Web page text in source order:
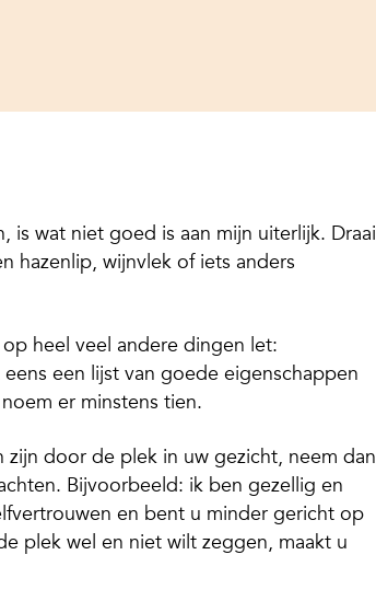
is wat niet goed is aan mijn uiterlijk. Draai
hazenlip, wijnvlek of iets anders
heel veel andere dingen let:
een lijst van goede eigenschappen
er minstens tien.
zijn door de plek in uw gezicht, neem dan
Bijvoorbeeld: ik ben gezellig en
en bent u minder gericht op
plek wel en niet wilt zeggen, maakt u